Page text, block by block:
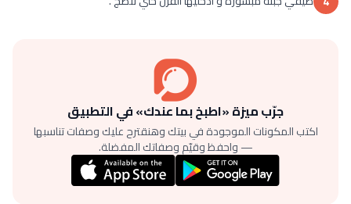
جرّب ميزة «اطبخ بما عندك» في التطبيق
اكتب المكونات الموجودة في بيتك وهنقترح عليك وصفات تناسبها
— واحفظ وقيّم وصفاتك المفضلة.